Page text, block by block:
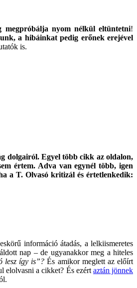
megpróbálja nyom nélkül eltüntetni!
a hibáinkat pedig erőnek erejével
is.
dolgairól. Egyel több cikk az oldalon,
értem. Adva van egynél több, igen
a T. Olvasó kritizál és értetlenkedik:
információ átadás, a lelkiismeretes
nap – de ugyanakkor meg a hiteles
lesz így is”? És amikor meglett az előírt
elolvasni a cikket? És ezért aztán jönnek